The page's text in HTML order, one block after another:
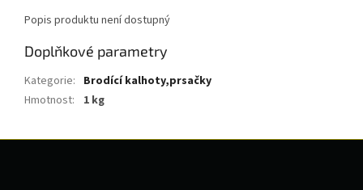
Popis produktu není dostupný
Doplňkové parametry
Kategorie: Brodící kalhoty,prsačky
Hmotnost: 1 kg